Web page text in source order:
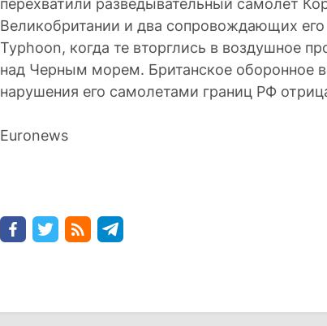
перехватили разведывательный самолет
Великобритании и два сопровождающих его
Typhoon, когда те вторглись в воздушное
над Черным морем. Британское оборонное
нарушения его самолетами границ РФ
Euronews